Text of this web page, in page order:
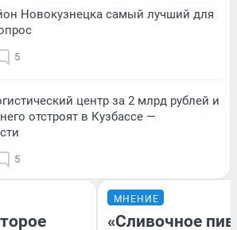
Новокузнецка самый лучший для
5
центр за 2 млрд рублей и
отстроят в Кузбассе —
5
МНЕНИЕ
«Сливочное